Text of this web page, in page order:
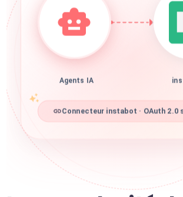
Agents IA
Connecteur instabot · OAuth 2.0